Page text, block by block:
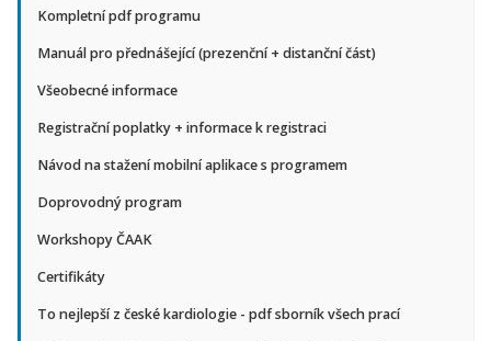
Kompletní pdf programu
Manuál pro přednášející (prezenční + distanční část)
Všeobecné informace
Registrační poplatky + informace k registraci
Návod na stažení mobilní aplikace s programem
Doprovodný program
Workshopy ČAAK
Certifikáty
To nejlepší z české kardiologie - pdf sborník všech prací